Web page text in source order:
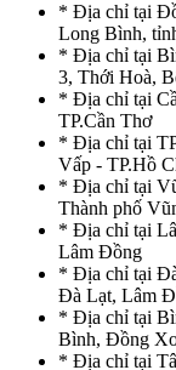
* Địa chỉ tại
Long Bình,
* Địa chỉ tại
3, Thới Hoà,
* Địa chỉ tại
TP.Cần Thơ
* Địa chỉ tại
Vấp - TP.Hồ
* Địa chỉ tại
Thành phố
* Địa chỉ tại
Lâm Đồng
* Địa chỉ tại
Đà Lạt, Lâm
* Địa chỉ tại
Bình, Đồng
* Địa chỉ tại